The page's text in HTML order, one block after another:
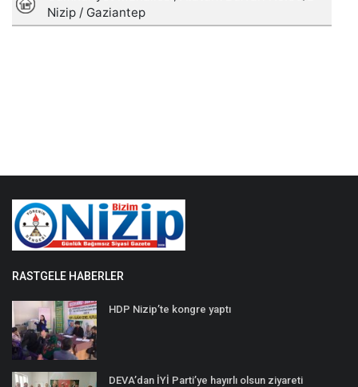
RASTGELE HABERLER
HDP Nizip’te kongre yaptı
DEVA’dan İYİ Parti’ye hayırlı olsun ziyareti